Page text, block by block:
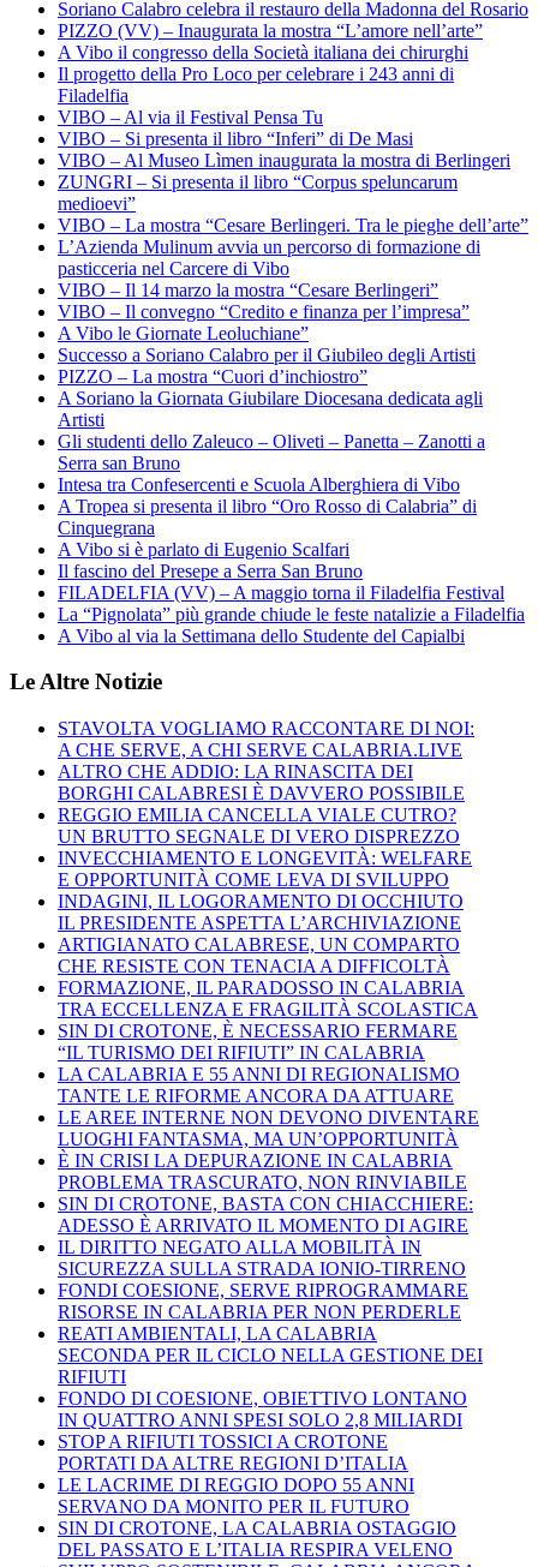
Soriano Calabro celebra il restauro della Madonna del Rosario
PIZZO (VV) – Inaugurata la mostra “L’amore nell’arte”
A Vibo il congresso della Società italiana dei chirurghi
Il progetto della Pro Loco per celebrare i 243 anni di
Filadelfia
VIBO – Al via il Festival Pensa Tu
VIBO – Si presenta il libro “Inferi” di De Masi
VIBO – Al Museo Lìmen inaugurata la mostra di Berlingeri
ZUNGRI – Si presenta il libro “Corpus speluncarum
medioevi”
VIBO – La mostra “Cesare Berlingeri. Tra le pieghe dell’arte”
L’Azienda Mulinum avvia un percorso di formazione di
pasticceria nel Carcere di Vibo
VIBO – Il 14 marzo la mostra “Cesare Berlingeri”
VIBO – Il convegno “Credito e finanza per l’impresa”
A Vibo le Giornate Leoluchiane”
Successo a Soriano Calabro per il Giubileo degli Artisti
PIZZO – La mostra “Cuori d’inchiostro”
A Soriano la Giornata Giubilare Diocesana dedicata agli
Artisti
Gli studenti dello Zaleuco – Oliveti – Panetta – Zanotti a
Serra san Bruno
Intesa tra Confesercenti e Scuola Alberghiera di Vibo
A Tropea si presenta il libro “Oro Rosso di Calabria” di
Cinquegrana
A Vibo si è parlato di Eugenio Scalfari
Il fascino del Presepe a Serra San Bruno
FILADELFIA (VV) – A maggio torna il Filadelfia Festival
La “Pignolata” più grande chiude le feste natalizie a Filadelfia
A Vibo al via la Settimana dello Studente del Capialbi
Le Altre Notizie
STAVOLTA VOGLIAMO RACCONTARE DI NOI:
A CHE SERVE, A CHI SERVE CALABRIA.LIVE
ALTRO CHE ADDIO: LA RINASCITA DEI
BORGHI CALABRESI È DAVVERO POSSIBILE
REGGIO EMILIA CANCELLA VIALE CUTRO?
UN BRUTTO SEGNALE DI VERO DISPREZZO
INVECCHIAMENTO E LONGEVITÀ: WELFARE
E OPPORTUNITÀ COME LEVA DI SVILUPPO
INDAGINI, IL LOGORAMENTO DI OCCHIUTO
IL PRESIDENTE ASPETTA L’ARCHIVIAZIONE
ARTIGIANATO CALABRESE, UN COMPARTO
CHE RESISTE CON TENACIA A DIFFICOLTÀ
FORMAZIONE, IL PARADOSSO IN CALABRIA
TRA ECCELLENZA E FRAGILITÀ SCOLASTICA
SIN DI CROTONE, È NECESSARIO FERMARE
“IL TURISMO DEI RIFIUTI” IN CALABRIA
LA CALABRIA E 55 ANNI DI REGIONALISMO
TANTE LE RIFORME ANCORA DA ATTUARE
LE AREE INTERNE NON DEVONO DIVENTARE
LUOGHI FANTASMA, MA UN’OPPORTUNITÀ
È IN CRISI LA DEPURAZIONE IN CALABRIA
PROBLEMA TRASCURATO, NON RINVIABILE
SIN DI CROTONE, BASTA CON CHIACCHIERE:
ADESSO È ARRIVATO IL MOMENTO DI AGIRE
IL DIRITTO NEGATO ALLA MOBILITÀ IN
SICUREZZA SULLA STRADA IONIO-TIRRENO
FONDI COESIONE, SERVE RIPROGRAMMARE
RISORSE IN CALABRIA PER NON PERDERLE
REATI AMBIENTALI, LA CALABRIA
SECONDA PER IL CICLO NELLA GESTIONE DEI
RIFIUTI
FONDO DI COESIONE, OBIETTIVO LONTANO
IN QUATTRO ANNI SPESI SOLO 2,8 MILIARDI
STOP A RIFIUTI TOSSICI A CROTONE
PORTATI DA ALTRE REGIONI D’ITALIA
LE LACRIME DI REGGIO DOPO 55 ANNI
SERVANO DA MONITO PER IL FUTURO
SIN DI CROTONE, LA CALABRIA OSTAGGIO
DEL PASSATO E L’ITALIA RESPIRA VELENO